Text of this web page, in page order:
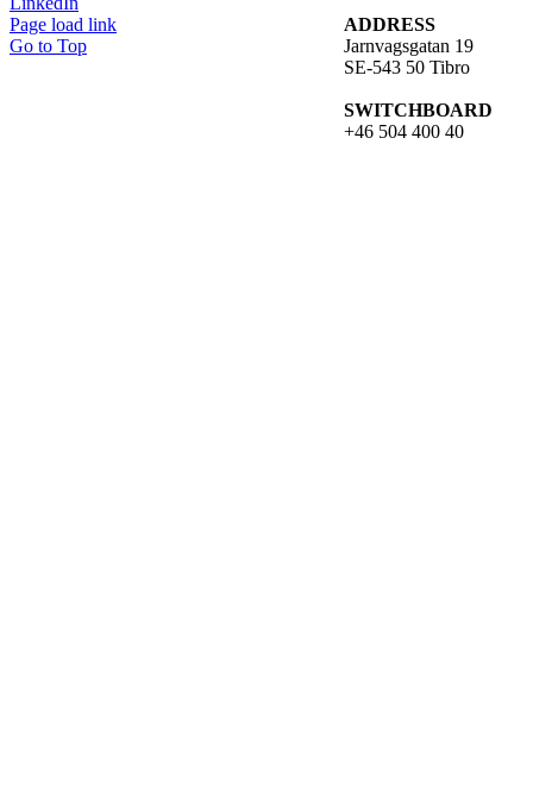
ADDRESS
Jarnvagsgatan 19
SE-543 50 Tibro
SWITCHBOARD
+46 504 400 40
Page load link
Go to Top